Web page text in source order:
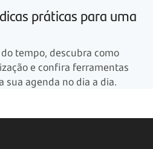
práticas para uma
tempo, descubra como
e confira ferramentas
sua agenda no dia a dia.